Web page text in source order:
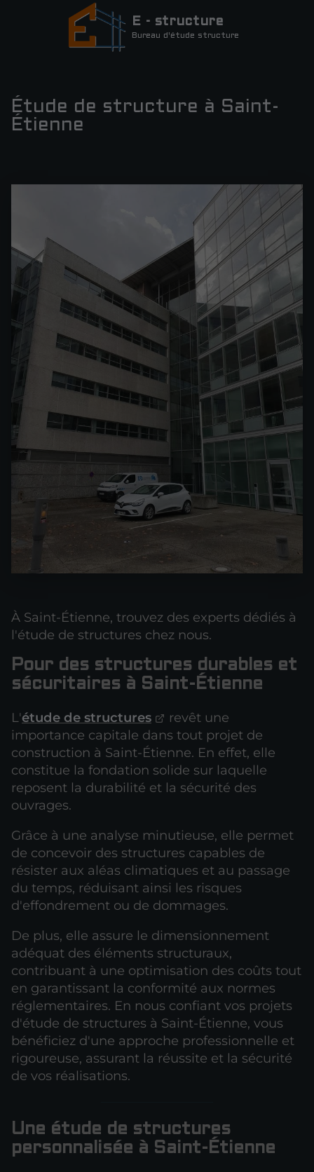
E - structure
Bureau d'étude structure
Étude de structure à Saint-
Étienne
À Saint-Étienne, trouvez des experts dédiés à
l'étude de structures chez nous.
Pour des structures durables et
sécuritaires à Saint-Étienne
L'étude de structures
revêt une
importance capitale dans tout projet de
construction à Saint-Étienne. En effet, elle
constitue la fondation solide sur laquelle
reposent la durabilité et la sécurité des
ouvrages.
Grâce à une analyse minutieuse, elle permet
de concevoir des structures capables de
résister aux aléas climatiques et au passage
du temps, réduisant ainsi les risques
d'effondrement ou de dommages.
De plus, elle assure le dimensionnement
adéquat des éléments structuraux,
contribuant à une optimisation des coûts tout
en garantissant la conformité aux normes
réglementaires. En nous confiant vos projets
d'étude de structures à Saint-Étienne, vous
bénéficiez d'une approche professionnelle et
rigoureuse, assurant la réussite et la sécurité
de vos réalisations.
Une étude de structures
personnalisée à Saint-Étienne